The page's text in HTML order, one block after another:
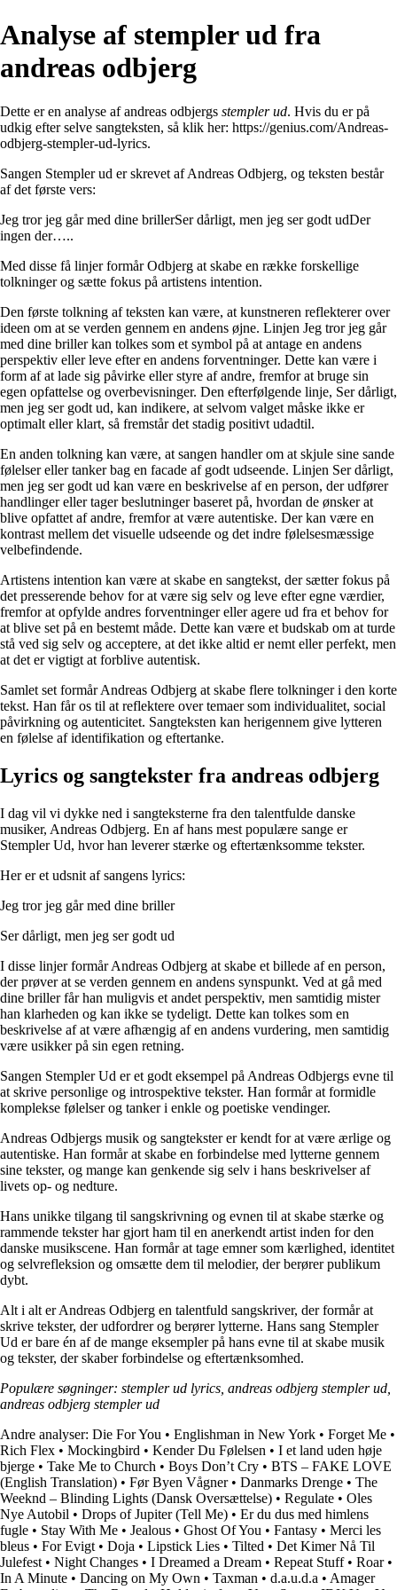
Analyse af ​stempler ud fra ​​
andreas odbjerg
Dette er en analyse af ​​andreas odbjergs ​stempler ud. Hvis du er på
udkig efter selve sangteksten, så klik her: https://genius.com/Andreas-
odbjerg-stempler-ud-lyrics.
Sangen Stempler ud er skrevet af Andreas Odbjerg, og teksten består
af det første vers:
Jeg tror jeg går med dine brillerSer dårligt, men jeg ser godt udDer
ingen der…..
Med disse få linjer formår Odbjerg at skabe en række forskellige
tolkninger og sætte fokus på artistens intention.
Den første tolkning af teksten kan være, at kunstneren reflekterer over
ideen om at se verden gennem en andens øjne. Linjen Jeg tror jeg går
med dine briller kan tolkes som et symbol på at antage en andens
perspektiv eller leve efter en andens forventninger. Dette kan være i
form af at lade sig påvirke eller styre af andre, fremfor at bruge sin
egen opfattelse og overbevisninger. Den efterfølgende linje, Ser dårligt,
men jeg ser godt ud, kan indikere, at selvom valget måske ikke er
optimalt eller klart, så fremstår det stadig positivt udadtil.
En anden tolkning kan være, at sangen handler om at skjule sine sande
følelser eller tanker bag en facade af godt udseende. Linjen Ser dårligt,
men jeg ser godt ud kan være en beskrivelse af en person, der udfører
handlinger eller tager beslutninger baseret på, hvordan de ønsker at
blive opfattet af andre, fremfor at være autentiske. Der kan være en
kontrast mellem det visuelle udseende og det indre følelsesmæssige
velbefindende.
Artistens intention kan være at skabe en sangtekst, der sætter fokus på
det presserende behov for at være sig selv og leve efter egne værdier,
fremfor at opfylde andres forventninger eller agere ud fra et behov for
at blive set på en bestemt måde. Dette kan være et budskab om at turde
stå ved sig selv og acceptere, at det ikke altid er nemt eller perfekt, men
at det er vigtigt at forblive autentisk.
Samlet set formår Andreas Odbjerg at skabe flere tolkninger i den korte
tekst. Han får os til at reflektere over temaer som individualitet, social
påvirkning og autenticitet. Sangteksten kan herigennem give lytteren
en følelse af identifikation og eftertanke.
Lyrics og sangtekster fra ​​andreas odbjerg
I dag vil vi dykke ned i sangteksterne fra den talentfulde danske
musiker, Andreas Odbjerg. En af hans mest populære sange er
Stempler Ud, hvor han leverer stærke og eftertænksomme tekster.
Her er et udsnit af sangens lyrics:
Jeg tror jeg går med dine briller
Ser dårligt, men jeg ser godt ud
I disse linjer formår Andreas Odbjerg at skabe et billede af en person,
der prøver at se verden gennem en andens synspunkt. Ved at gå med
dine briller får han muligvis et andet perspektiv, men samtidig mister
han klarheden og kan ikke se tydeligt. Dette kan tolkes som en
beskrivelse af at være afhængig af en andens vurdering, men samtidig
være usikker på sin egen retning.
Sangen Stempler Ud er et godt eksempel på Andreas Odbjergs evne til
at skrive personlige og introspektive tekster. Han formår at formidle
komplekse følelser og tanker i enkle og poetiske vendinger.
Andreas Odbjergs musik og sangtekster er kendt for at være ærlige og
autentiske. Han formår at skabe en forbindelse med lytterne gennem
sine tekster, og mange kan genkende sig selv i hans beskrivelser af
livets op- og nedture.
Hans unikke tilgang til sangskrivning og evnen til at skabe stærke og
rammende tekster har gjort ham til en anerkendt artist inden for den
danske musikscene. Han formår at tage emner som kærlighed, identitet
og selvrefleksion og omsætte dem til melodier, der berører publikum
dybt.
Alt i alt er Andreas Odbjerg en talentfuld sangskriver, der formår at
skrive tekster, der udfordrer og berører lytterne. Hans sang Stempler
Ud er bare én af de mange eksempler på hans evne til at skabe musik
og tekster, der skaber forbindelse og eftertænksomhed.
Populære søgninger: stempler ud lyrics, andreas odbjerg stempler ud,
andreas odbjerg stempler ud
Andre analyser: Die For You • Englishman in New York • Forget Me •
Rich Flex • Mockingbird • Kender Du Følelsen • I et land uden høje
bjerge • Take Me to Church • Boys Don’t Cry • BTS – FAKE LOVE
(English Translation) • Før Byen Vågner• Danmarks Drenge • The
Weeknd – Blinding Lights (Dansk Oversættelse) • Regulate • Oles
Nye Autobil • Drops of Jupiter (Tell Me) • Er du dus med himlens
fugle • Stay With Me • Jealous • Ghost Of You • Fantasy • Merci les
bleus • For Evigt • Doja • Lipstick Lies • Tilted • Det Kimer Nå Til
Julefest • Night Changes • I Dreamed a Dream • Repeat Stuff• Roar•
In A Minute • Dancing on My Own • Taxman • ​d.a.u.d.a • Amager